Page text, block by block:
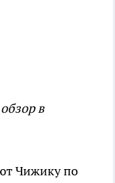
в
Чижику по